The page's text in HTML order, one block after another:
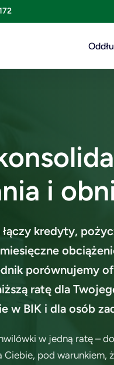
i
kredyty,
porównujemy
ratę dla
w BIK i dla osób
w jedną ratę –
pod warunkiem,